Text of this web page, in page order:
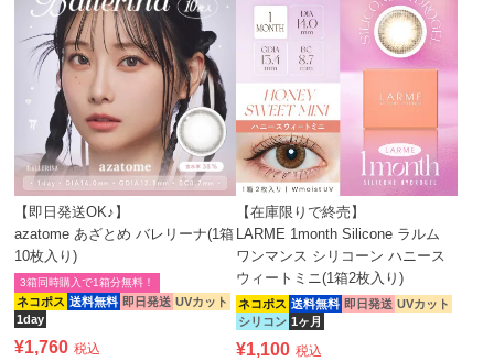
【即日発送OK♪】
azatome あざとめ バレリーナ(1箱
10枚入り)
ネコポス 送料無料 即日発送 UVカット
1day
3箱同時購入で1箱分無料！
¥1,760 税込
【在庫限りで終売】
LARME 1month Silicone ラルム
ワンマンス シリコーン ハニース
ウィートミニ(1箱2枚入り)
ネコポス 送料無料 即日発送 UVカット
シリコン 1ヶ月
¥1,100 税込